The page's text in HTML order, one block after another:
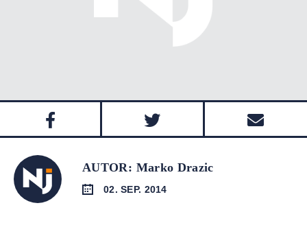
AUTOR: Marko Drazic
02. SEP. 2014